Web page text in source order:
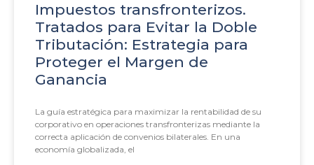
Impuestos transfronterizos.
Tratados para Evitar la Doble
Tributación: Estrategia para
Proteger el Margen de
Ganancia
La guía estratégica para maximizar la rentabilidad de su
corporativo en operaciones transfronterizas mediante la
correcta aplicación de convenios bilaterales. En una
economía globalizada, el